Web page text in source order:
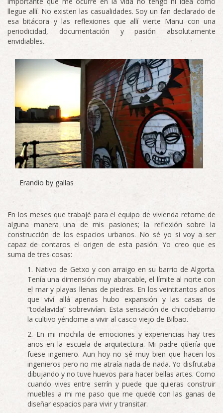
llegue allí. No existen las casualidades. Soy un fan declarado de
esa bitácora y las reflexiones que allí vierte Manu con una
periodicidad, documentación y pasión absolutamente
envidiables.
Erandio by gallas
En los meses que trabajé para el equipo de vivienda retome de
alguna manera una de mis pasiones; la reflexión sobre la
construcción de los espacios urbanos. No sé yo si voy a ser
capaz de contaros el origen de esta pasión. Yo creo que es
suma de tres cosas:
Nativo de Getxo y con arraigo en su barrio de Algorta.
Tenía una dimensión muy abarcable, el límite al norte con
el mar y playas llenas de piedras. En los veintitantos años
que viví allá apenas hubo expansión y las casas de
“todalavida” sobrevivían. Esta sensación de chicodebarrio
la cultivo yéndome a vivir al casco viejo de Bilbao.
En mi mochila de emociones y experiencias hay tres
años en la escuela de arquitectura. Mi padre quería que
fuese ingeniero. Aun hoy no sé muy bien que hacen los
ingenieros pero no me atraía nada de nada. Yo disfrutaba
dibujando y no tuve huevos para hacer bellas artes. Como
cuando vives entre serrín y puede que quieras construir
muebles a mi me paso que me quede con las ganas de
diseñar espacios para vivir y transitar.